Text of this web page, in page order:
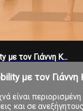
με τον Γιάννη Κ...
με τον Γιάννη
είναι
και σε